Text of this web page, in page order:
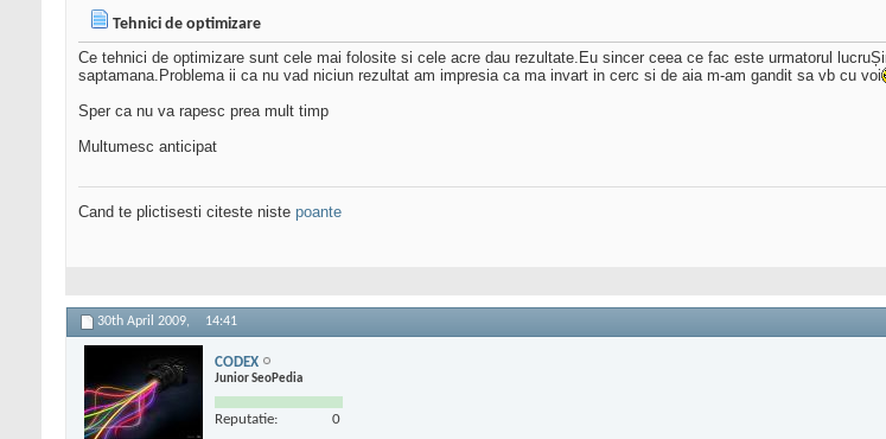
Tehnici de optimizare
Ce tehnici de optimizare sunt cele mai folosite si cele acre dau rezultate.Eu sincer ceea ce fac este urmatorul
saptamana.Problema ii ca nu vad niciun rezultat am impresia ca ma invart in cerc si de aia m-am gandit sa vb cu voi
Sper ca nu va rapesc prea mult timp
Multumesc anticipat
Cand te plictisesti citeste niste poante
30th April 2009, 14:41
CODEX
Junior SeoPedia
Reputatie: 0